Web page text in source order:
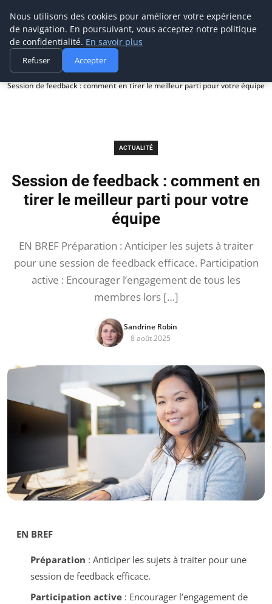
Prospection Pro
Accueil
Actualité
Session de feedback : comment en tirer le meilleur parti pour votre équipe
ACTUALITÉ
Session de feedback : comment en
tirer le meilleur parti pour votre
équipe
EN BREF Préparation : Anticiper les sujets à traiter
pour une session de feedback efficace. Participation
active : Encourager l’engagement de tous les
membres lors […]
Sandrine Robin
8 août 2025
EN BREF
Préparation : Anticiper les sujets à traiter pour une
session de feedback efficace.
Participation active: Encourager l’engagement de
Nous utilisons des cookies pour améliorer votre expérience
de navigation. En poursuivant, vous acceptez notre politique
de confidentialité. En savoir plus
Refuser Accepter